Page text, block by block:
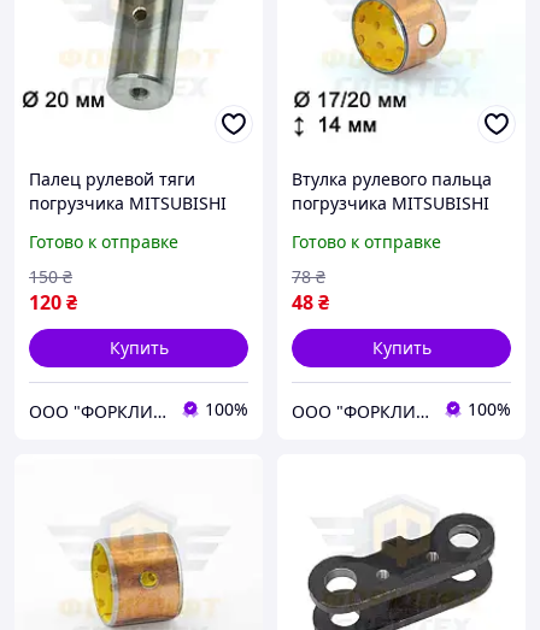
Палец рулевой тяги
погрузчика MITSUBISHI
30K, FB20N-30N №
91E4311900, 91E43-11900
Готово к отправке
120₴
150 ₴
Купить
ООО "ФОРКЛИФТ-СПЕЦТЕХ" 100%
Втулка рулевого пальца
погрузчика MITSUBISHI
FB16N-18N № 91B4305500,
91B43-05500
Готово к отправке
48₴
78 ₴
Купить
ООО "ФОРКЛИФТ-СПЕЦТЕХ" 100%